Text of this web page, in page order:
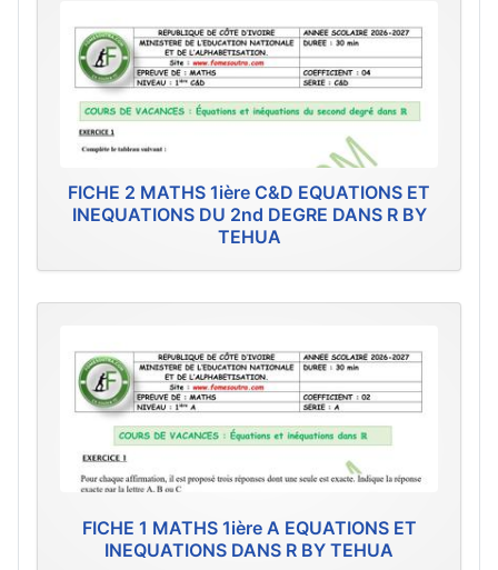
FICHE 2 MATHS 1ière C&D EQUATIONS ET
INEQUATIONS DU 2nd DEGRE DANS R BY
TEHUA
FICHE 1 MATHS 1ière A EQUATIONS ET
INEQUATIONS DANS R BY TEHUA